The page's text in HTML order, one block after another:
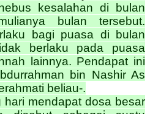
kesalahan di bulan
bulan tersebut.
bagi puasa di bulan
berlaku pada puasa
lainnya. Pendapat ini
bin Nashir As
beliau-.
mendapat dosa besar